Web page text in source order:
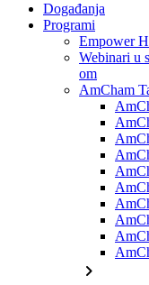
Događanja
Programi
Empower
Webinari u
om
AmCham
chevron_right